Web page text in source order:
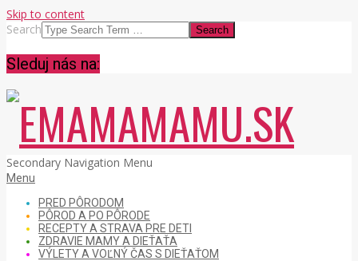
Skip to content
Search
Sleduj nás na:
EMAMAMAMU.SK
Secondary Navigation Menu
Menu
PRED PÔRODOM
PÔROD A PO PÔRODE
RECEPTY A STRAVA PRE DETI
ZDRAVIE MAMY A DIEŤAŤA
VÝLETY A VOĽNÝ ČAS S DIEŤAŤOM